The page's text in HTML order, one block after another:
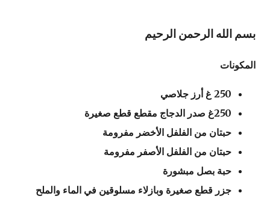
بسم الله الرحمن الرحيم
المكونات
250 غ أرز جلاصي
250غ صدر الدجاج مقطع قطع صغيرة
حبتان من الفلفل الأخضر مفرومة
حبتان من الفلفل الأصفر مفرومة
حبة بصل مبشورة
جزر قطع صغيرة وبازلاء مسلوقين في الماء والملح